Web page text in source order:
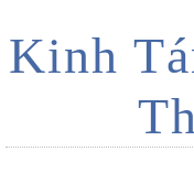
Kinh